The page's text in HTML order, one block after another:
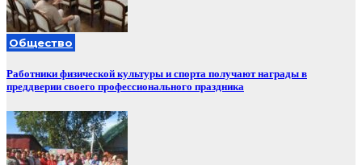
Общество
Работники физической культуры и спорта получают награды в
преддверии своего профессионального праздника